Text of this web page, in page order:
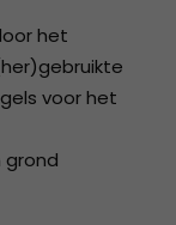
het
voor het
grond